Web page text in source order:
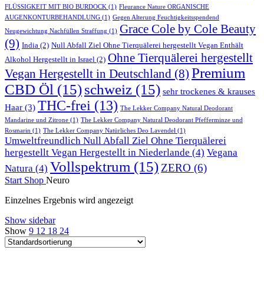
FLÜSSIGKEIT MIT BIO BURDOCK (1) Fleurance Nature ORGANISCHE
AUGENKONTURBEHANDLUNG (1) Gegen Alterung Feuchtigkeitsspendend
Neugewichtung Nachfüllen Straffung (1) Grace Cole by Cole Beauty
(9) India (2) Null Abfall Ziel Ohne Tierquälerei hergestellt Vegan Enthält
Alkohol Hergestellt in Israel (2) Ohne Tierquälerei hergestellt
Vegan Hergestellt in Deutschland (8) Premium
CBD Öl (15)schweiz (15) sehr trockenes & krauses
Haar (3) THC-frei (13) The Lekker Company Natural Deodorant
Mandarine und Zitrone (1) The Lekker Company Natural Deodorant Pfefferminze und
Rosmarin (1) The Lekker Company Natürliches Deo Lavendel (1)
Umweltfreundlich Null Abfall Ziel Ohne Tierquälerei
hergestellt Vegan Hergestellt in Niederlande (4) Vegana
Natura (4) Vollspektrum (15) ZERO (6)
Start Shop Neuro
Einzelnes Ergebnis wird angezeigt
Show sidebar
Show 9 12 18 24